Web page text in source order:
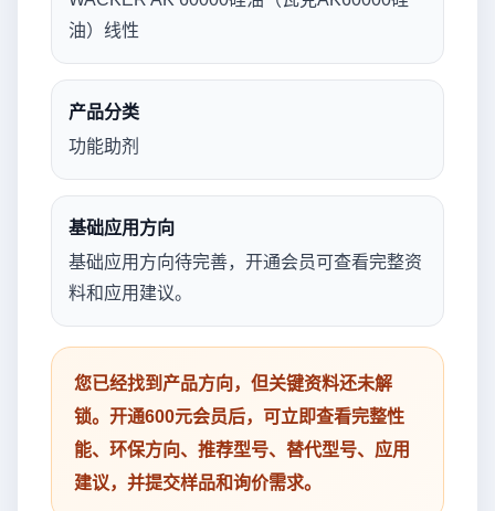
油）线性
产品分类
功能助剂
基础应用方向
基础应用方向待完善，开通会员可查看完整资
料和应用建议。
您已经找到产品方向，但关键资料还未解
锁。开通600元会员后，可立即查看完整性
能、环保方向、推荐型号、替代型号、应用
建议，并提交样品和询价需求。